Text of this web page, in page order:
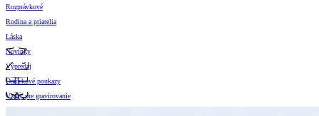
Rozprávkové
Rodina a priatelia
Láska
Novinky
Výpredaj
Darčekové poukazy
Vzory pre gravírovanie